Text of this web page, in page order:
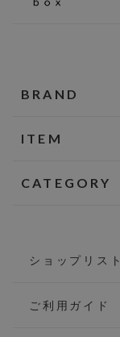
BRAND
ITEM
CATEGORY
ショップリスト
ご利用ガイド